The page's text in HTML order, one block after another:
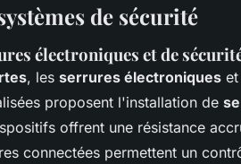
de sécurité
électroniques et de
, les serrures électroniques
proposent l'installation de
offrent une résistance
connectées permettent un